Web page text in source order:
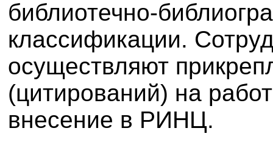
библиотечно-
классификации.
осуществляют п
(цитирований) на
внесение в РИНЦ.